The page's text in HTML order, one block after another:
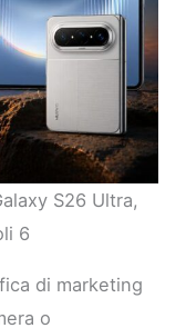
S26 Ultra,
6
di marketing
o